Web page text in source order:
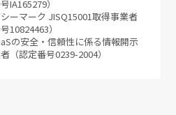
IA165279）
ーマーク JISQ15001取得事業者
10824463）
の安全・信頼性に係る情報開示
（認定番号0239-2004）